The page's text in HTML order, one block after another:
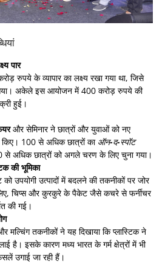
पार
रुपये के व्यापार का लक्ष्य रखा गया था, जिसे
गया। अकेले इस आयोजन में 400 करोड़ रुपये की
हुई।
और सेमिनार ने छात्रों और युवाओं को नए
किए। 100 से अधिक छात्रों का ऑन-द-स्पॉट
अधिक छात्रों को अगले चरण के लिए चुना गया।
की भूमिका
को उपयोगी उत्पादों में बदलने की तकनीकों पर जोर
चिप्स और कुरकुरे के पैकेट जैसे कचरे से फर्नीचर
की गई।
मल्चिंग तकनीकों ने यह दिखाया कि प्लास्टिक ने
है। इसके कारण मध्य भारत के गर्म क्षेत्रों में भी
उगाई जा रही हैं।